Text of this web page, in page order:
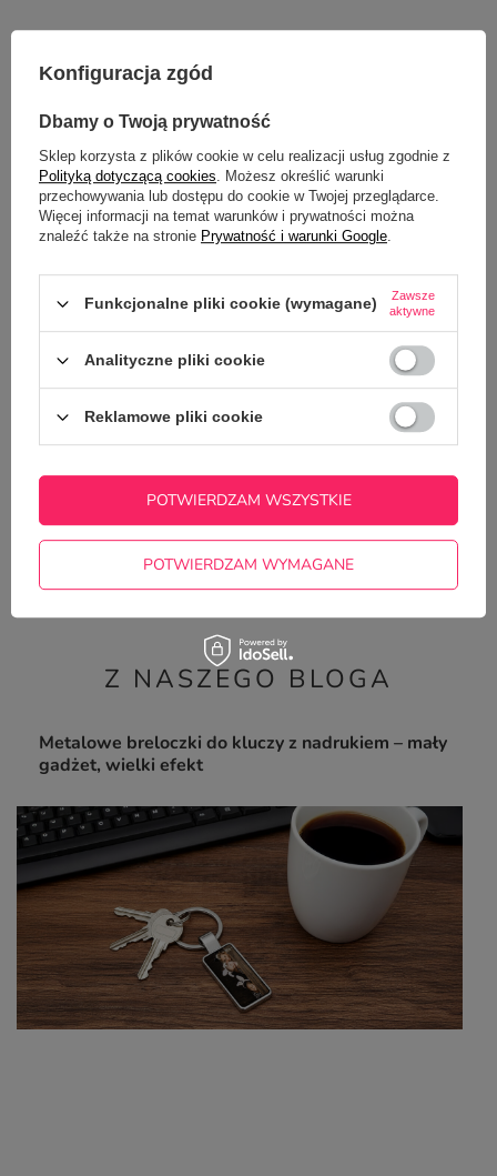
Potrzebujesz pomocy? Masz pytania?
Zadaj pytanie a my odpowiemy
odpowiedzi publikując dla innych.
NAJCZĘŚCIEJ KUPOWANE Z
TYM TOWAREM
Metalowy brelok do kluczy z Twoim zdjęciem -
Baguette
15,00 zł
Brelok metalowy z
15,00 zł
Z NASZEGO BLOGA
Metalowe breloczki do kluczy z nadrukiem – mały
gadżet, wielki efekt
Konfiguracja zgód
Dbamy o Twoją prywatność
Sklep korzysta z plików cookie w celu realizacji usług zgodnie z
Polityką dotyczącą cookies. Możesz określić warunki
przechowywania lub dostępu do cookie w Twojej przeglądarce.
Więcej informacji na temat warunków i prywatności można
znaleźć także na stronie Prywatność i warunki Google.
Funkcjonalne pliki cookie (wymagane)
Zawsze
aktywne
Analityczne pliki cookie
Reklamowe pliki cookie
POTWIERDZAM WYMAGANE
POTWIERDZAM WSZYSTKIE